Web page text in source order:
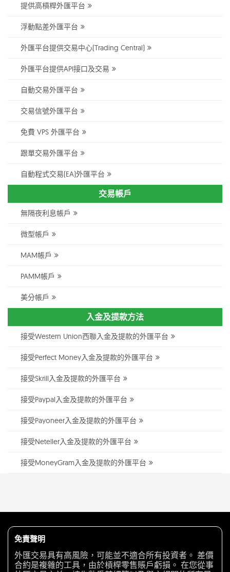
提供高槓桿外匯平台
浮動點差外匯平台
外匯平台提供交易中心(Trading Central)
外匯平台提供API接口及交易
自動交易外匯平台
交易信號外匯平台
免費 VPS 外匯平台
跟單交易外匯平台
自動程式交易(EA)外匯平台
交易帳戶
無隔夜利息帳戶
微型帳戶
MAM帳戶
PAMM帳戶
美分帳戶
入金及提款方法
接受Western Union西聯入金及提款的外匯平台
接受Perfect Money入金及提款的外匯平台
接受Skrill入金及提款的外匯平台
接受Paypal入金及提款的外匯平台
接受Payoneer入金及提款的外匯平台
接受Neteller入金及提款的外匯平台
接受MoneyGram入金及提款的外匯平台
免責聲明
外匯交易具有高風險，可能並不適合所有投資者。 差價
合約是複雜的工具，由於槓桿零售賬戶虧損。 在您從事